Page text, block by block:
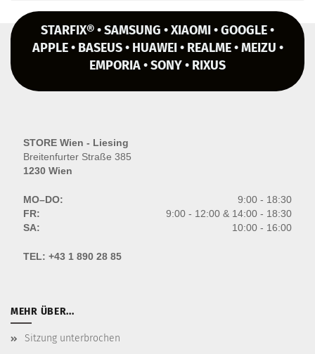
STARFIX® • SAMSUNG • XIAOMI • GOOGLE •
APPLE • BASEUS • HUAWEI • REALME • MEIZU •
EMPORIA • SONY • RIXUS
STORE Wien - Liesing
Breitenfurter Straße 385
1230 Wien
MO–DO:
9:00 - 18:30
FR:
9:00 - 12:00 & 14:00 - 18:30
SA:
10:00 - 16:00
TEL: +43 1 890 28 85
MEHR ÜBER...
Sitzung unterbrochen